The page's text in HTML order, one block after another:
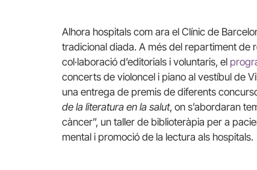
Alhora hospitals com ara el Clínic de
tradicional diada. A més del repartiment de
col·laboració d’editorials i voluntaris, el
concerts de violoncel i piano al vestíbul de
una entrega de premis de diferents
de la literatura en la salut, on s’abordaran
càncer”, un taller de biblioteràpia per a
mental i promoció de la lectura als hospitals.